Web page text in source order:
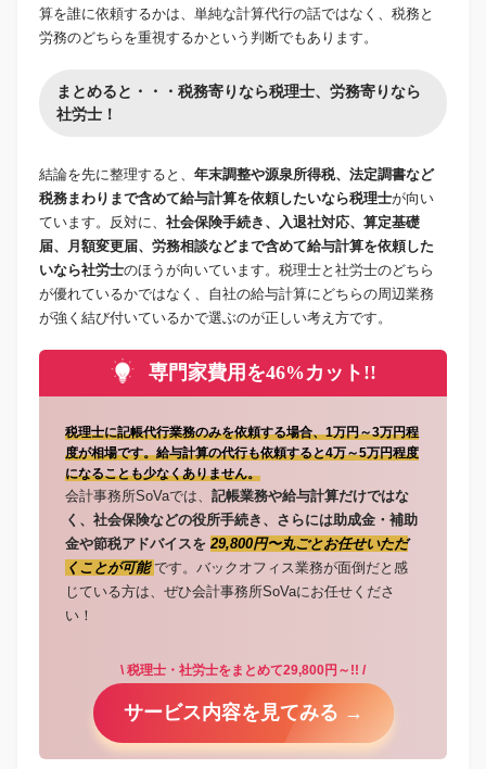
算を誰に依頼するかは、単純な計算代行の話ではなく、税務と
労務のどちらを重視するかという判断でもあります。
まとめると・・・税務寄りなら税理士、労務寄りなら
社労士！
結論を先に整理すると、 年末調整や源泉所得税、法定調書など
税務まわりまで含めて給与計算を依頼したいなら税理士が向い
ています。反対に、 社会保険手続き、入退社対応、算定基礎
届、月額変更届、労務相談などまで含めて給与計算を依頼した
いなら社労士のほうが向いています。税理士と社労士のどちら
が優れているかではなく、自社の給与計算にどちらの周辺業務
が強く結び付いているかで選ぶのが正しい考え方です。
専門家費用を46%カット!!
税理士に記帳代行業務のみを依頼する場合、1万円～3万円程
度が相場です。給与計算の代行も依頼すると4万～5万円程度
になることも少なくありません。
会計事務所SoVaでは、 記帳業務や給与計算だけではな
く、社会保険などの役所手続き、さらには助成金・補助
金や節税アドバイスを29,800円〜丸ごとお任せいただ
くことが可能です。バックオフィス業務が面倒だと感
じている方は、ぜひ会計事務所SoVaにお任せくださ
い！
\ 税理士・社労士をまとめて29,800円～!! /
サービス内容を見てみる →